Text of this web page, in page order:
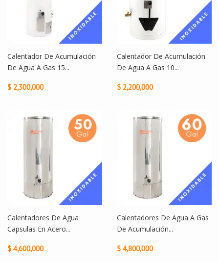
Calentador De Acumulación
De Agua A Gas 15...
$ 2,300,000
Calentador De Acumulación
De Agua A Gas 10...
$ 2,200,000
Calentadores De Agua
Capsulas En Acero...
$ 4,600,000
Calentadores De Agua A Gas
De Acumulación...
$ 4,800,000